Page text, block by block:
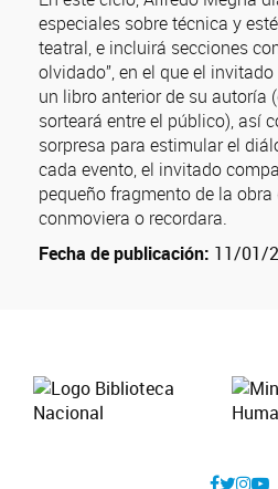
especiales sobre técnica y
teatral, e incluirá secciones
olvidado”, en el que el
un libro anterior de su autoría
sorteará entre el público), así
sorpresa para estimular el
cada evento, el invitado
pequeño fragmento de la
conmoviera o recordara.
Fecha de publicación: 11/01/